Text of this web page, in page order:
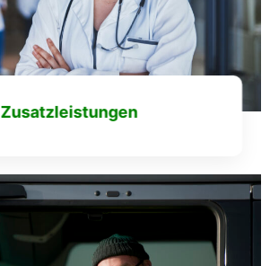
Zusatzleistungen
Mehr erfahren